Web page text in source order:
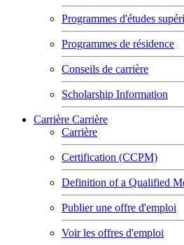
Programmes d'études
Programmes de résidence
Conseils de carrière
Scholarship Information
Carrière Carrière
Carrière
Certification (CCPM)
Definition of a Qualified
Publier une offre d'emploi
Voir les offres d'emploi